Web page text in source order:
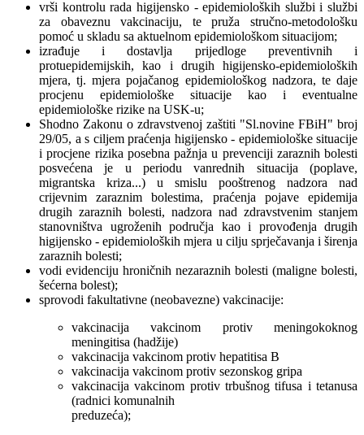
vrši kontrolu rada higijensko - epidemioloških službi i službi
za obaveznu vakcinaciju, te pruža stručno-metodološku
pomoć u skladu sa aktuelnom epidemiološkom situacijom;
izrađuje i dostavlja prijedloge preventivnih i
protuepidemijskih, kao i drugih higijensko-epidemioloških
mjera, tj. mjera pojačanog epidemiološkog nadzora, te daje
procjenu epidemiološke situacije kao i eventualne
epidemiološke rizike na USK-u;
Shodno Zakonu o zdravstvenoj zaštiti "Sl.novine FBiH" broj
29/05, a s ciljem praćenja higijensko - epidemiološke situacije
i procjene rizika posebna pažnja u prevenciji zaraznih bolesti
posvećena je u periodu vanrednih situacija (poplave,
migrantska kriza...) u smislu pooštrenog nadzora nad
crijevnim zaraznim bolestima, praćenja pojave epidemija
drugih zaraznih bolesti, nadzora nad zdravstvenim stanjem
stanovništva ugroženih područja kao i provođenja drugih
higijensko - epidemioloških mjera u cilju sprječavanja i širenja
zaraznih bolesti;
vodi evidenciju hroničnih nezaraznih bolesti (maligne bolesti,
šećerna bolest);
sprovodi fakultativne (neobavezne) vakcinacije:
vakcinacija vakcinom protiv meningokoknog
meningitisa (hadžije)
vakcinacija vakcinom protiv hepatitisa B
vakcinacija vakcinom protiv sezonskog gripa
vakcinacija vakcinom protiv trbušnog tifusa i tetanusa
(radnici komunalnih
preduzeća);